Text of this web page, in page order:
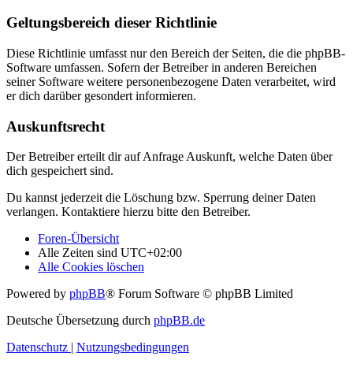
Geltungsbereich dieser Richtlinie
Diese Richtlinie umfasst nur den Bereich der Seiten, die die phpBB-
Software umfassen. Sofern der Betreiber in anderen Bereichen
seiner Software weitere personenbezogene Daten verarbeitet, wird
er dich darüber gesondert informieren.
Auskunftsrecht
Der Betreiber erteilt dir auf Anfrage Auskunft, welche Daten über
dich gespeichert sind.
Du kannst jederzeit die Löschung bzw. Sperrung deiner Daten
verlangen. Kontaktiere hierzu bitte den Betreiber.
Foren-Übersicht
Alle Zeiten sind UTC+02:00
Alle Cookies löschen
Powered by phpBB® Forum Software © phpBB Limited
Deutsche Übersetzung durch phpBB.de
Datenschutz | Nutzungsbedingungen